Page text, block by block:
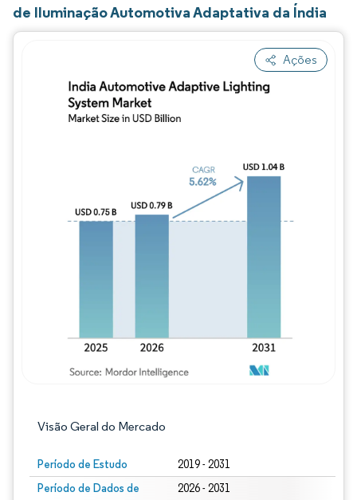
de Iluminação Automotiva Adaptativa da Índia
Ações
Visão Geral do Mercado
Período de Estudo 2019 - 2031
Período de Dados de
2026 - 2031